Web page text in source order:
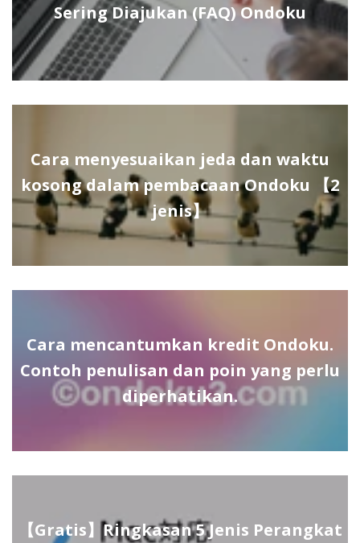
Sering Diajukan (FAQ) Ondoku
Cara menyesuaikan jeda dan waktu
kosong dalam pembacaan Ondoku 【2
jenis】
Cara mencantumkan kredit Ondoku.
Contoh penulisan dan poin yang perlu
diperhatikan.
【Gratis】Ringkasan 5 Jenis Perangkat